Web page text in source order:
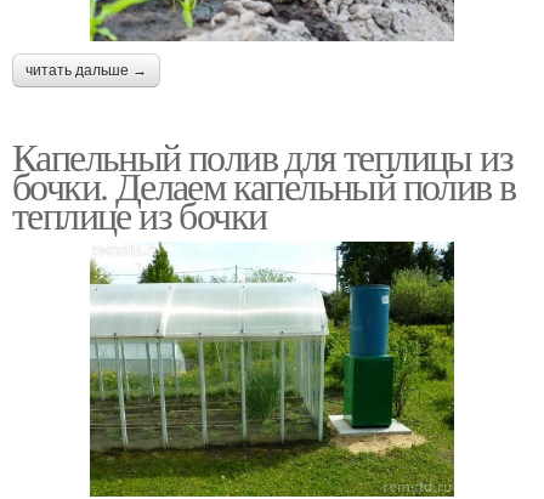
читать дальше →
Капельный полив для теплицы из
бочки. Делаем капельный полив в
теплице из бочки